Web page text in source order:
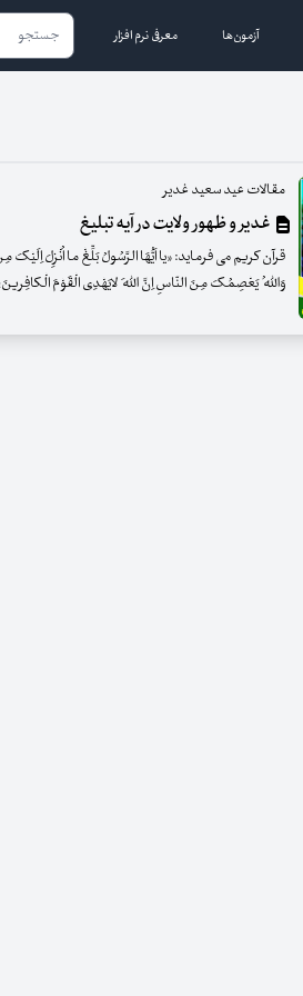
آزمون‌ها معرفی نرم افزار
مقالات عید سعید غدیر
غدیر و ظهور ولایت در آیه تبلیغ
قرآن کریم می فرماید: «یا اَیُّهَا الرَّسُولُ بَلِّغْ ما اُنْزِلَ
وَاللّه ُ یَعْصِمُکَ مِنَ النّاسِ اِنَّ اللّه َ لایَهْدِی الْقَوْمَ